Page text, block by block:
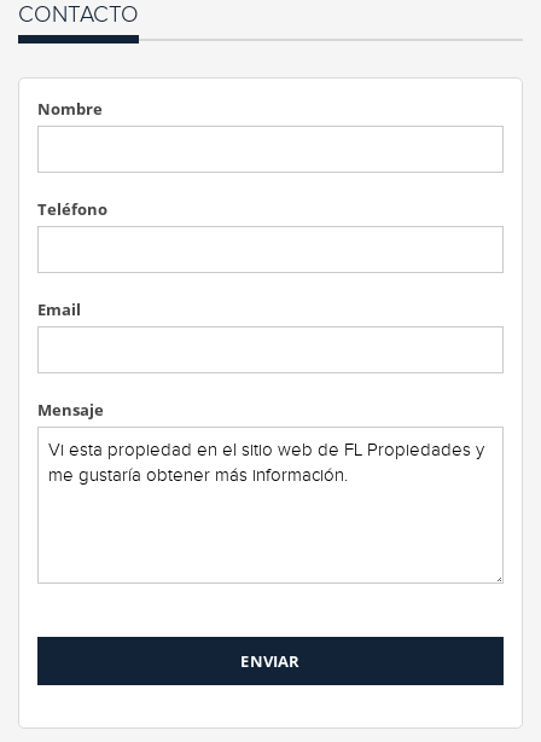
CONTACTO
Nombre
Teléfono
Email
Mensaje